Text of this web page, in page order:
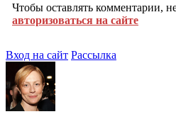
Чтобы оставлять комментарии,
авторизоваться на сайте
Вход на сайт Рассылка